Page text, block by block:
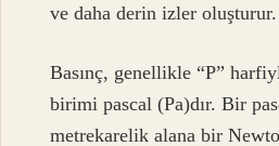
ve daha derin izler oluşturur.
Basınç, genellikle “P”
birimi pascal (Pa)dır. Bir
metrekarelik alana bir